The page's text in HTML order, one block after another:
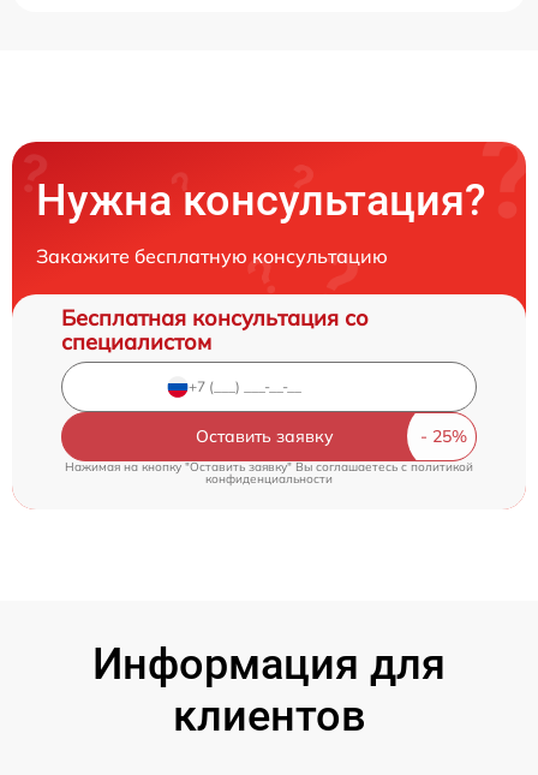
Нужна консультация?
Закажите бесплатную консультацию
Бесплатная консультация со
специалистом
Оставить заявку
Нажимая на кнопку "Оставить заявку" Вы соглашаетесь cполитикой
конфиденциальности
Информация для
клиентов